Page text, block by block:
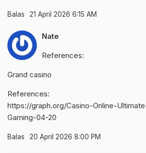
Balas 21 April 2026 6:15 AM
Nate
References:
Grand casino
References:
https://graph.org/Casino-Online-
Gaming-04-20
Balas 20 April 2026 8:00 PM